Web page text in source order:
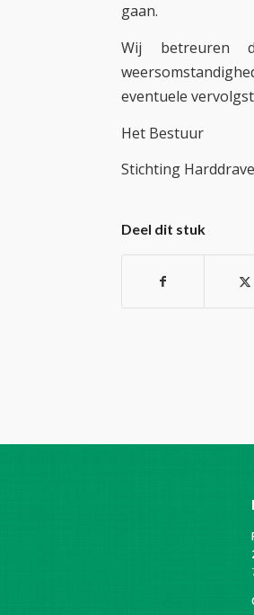
gaan.
Wij betreuren
eventuele
Het Bestuur
Stichting
Deel dit stuk